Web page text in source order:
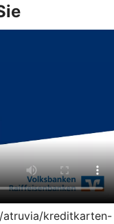
atruvia/kreditkarten-